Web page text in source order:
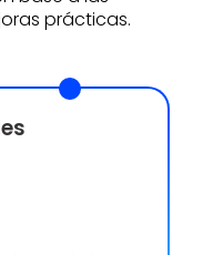
prácticas.